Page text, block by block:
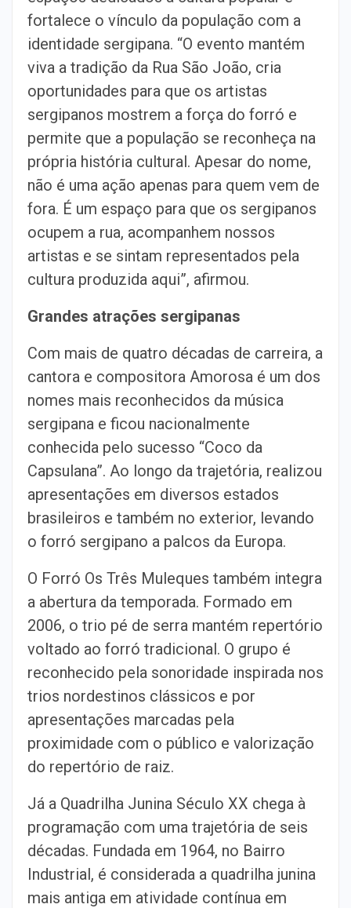
fortalece o vínculo da população com a
identidade sergipana. “O evento mantém
viva a tradição da Rua São João, cria
oportunidades para que os artistas
sergipanos mostrem a força do forró e
permite que a população se reconheça na
própria história cultural. Apesar do nome,
não é uma ação apenas para quem vem de
fora. É um espaço para que os sergipanos
ocupem a rua, acompanhem nossos
artistas e se sintam representados pela
cultura produzida aqui”, afirmou.
Grandes atrações sergipanas
Com mais de quatro décadas de carreira, a
cantora e compositora Amorosa é um dos
nomes mais reconhecidos da música
sergipana e ficou nacionalmente
conhecida pelo sucesso “Coco da
Capsulana”. Ao longo da trajetória, realizou
apresentações em diversos estados
brasileiros e também no exterior, levando
o forró sergipano a palcos da Europa.
O Forró Os Três Muleques também integra
a abertura da temporada. Formado em
2006, o trio pé de serra mantém repertório
voltado ao forró tradicional. O grupo é
reconhecido pela sonoridade inspirada nos
trios nordestinos clássicos e por
apresentações marcadas pela
proximidade com o público e valorização
do repertório de raiz.
Já a Quadrilha Junina Século XX chega à
programação com uma trajetória de seis
décadas. Fundada em 1964, no Bairro
Industrial, é considerada a quadrilha junina
mais antiga em atividade contínua em